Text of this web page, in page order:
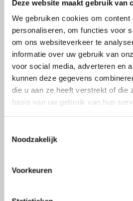
Deze website maakt gebruik van
We gebruiken cookies om content
personaliseren, om functies voor
om ons websiteverkeer te
informatie over uw gebruik van
voor social media, adverteren en
kunnen deze gegevens
die u aan ze heeft verstrekt of die
basis van uw gebruik van hun
Noodzakelijk
Voorkeuren